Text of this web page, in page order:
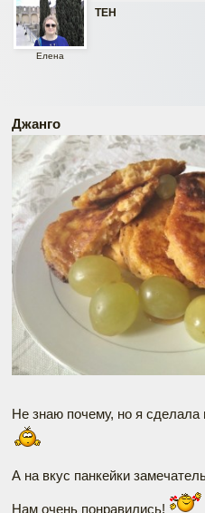
ТЕН
Елена
Джанго
Не знаю почему, но я
А на вкус панкейки
Нам очень понравились!